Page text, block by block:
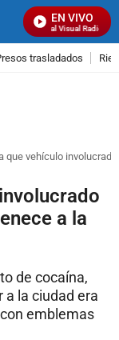
EN VIVO
Señal Visual Radio
trasladados
que vehículo
a la
de cocaína,
la ciudad era
emblemas